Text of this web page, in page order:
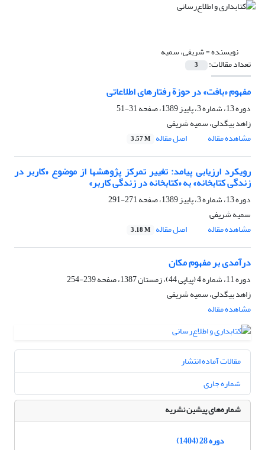
نویسنده =شریفی، سمیه
تعداد مقالات: 3
مفهوم «بافت» در حوزة رفتارهای اطلاعاتی
دوره 13، شماره 3، پاییز 1389، صفحه
31-51
زاهد بیگدلی، سمیه شریفی
مشاهده مقاله
اصل مقاله 3.57 M
رویکرد ارزیابی پیامد: تغییر تمرکز پژوهشها از موضوع «کاربر در
زندگی کتابخانه» به «کتابخانه در زندگی کاربر»
دوره 13، شماره 3، پاییز 1389، صفحه
271-291
سمیه شریفی
مشاهده مقاله
اصل مقاله 3.18 M
درآمدی بر مفهوم مکان
دوره 11، شماره 4 (پیاپی 44)، زمستان 1387، صفحه
239-254
زاهد بیگدلی، سمیه شریفی
مشاهده مقاله
مقالات آماده انتشار
شماره جاری
شماره‌های پیشین نشریه
دوره 28 (1404)